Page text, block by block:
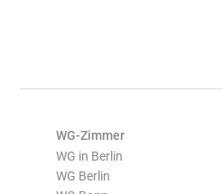
WG-Zimmer
WG in Berlin
WG Berlin